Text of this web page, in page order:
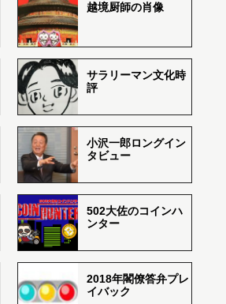
越境厨師の肖像
サラリーマン文化時
評
小沢一郎ロングイン
タビュー
502大佐のコインハ
ンター
2018年閣僚答弁プレ
イバック